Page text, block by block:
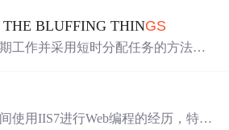
BLUFFING THINGS
工作并采用短时分配任务的方法提
使用IIS7进行Web编程的经历，特别